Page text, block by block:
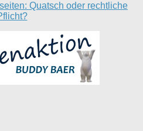
Quatsch oder rechtliche